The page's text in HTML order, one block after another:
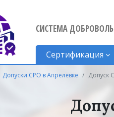
СИСТЕМА
Сертификация
Допуски СРО в Апрелевке Допуск